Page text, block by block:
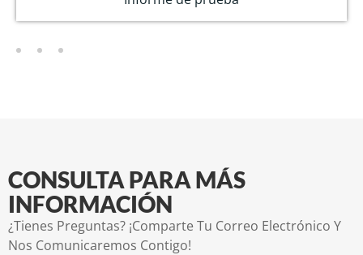
CONSULTA PARA MÁS
INFORMACIÓN
¿Tienes Preguntas? ¡Comparte Tu Correo Electrónico Y
Nos Comunicaremos Contigo!